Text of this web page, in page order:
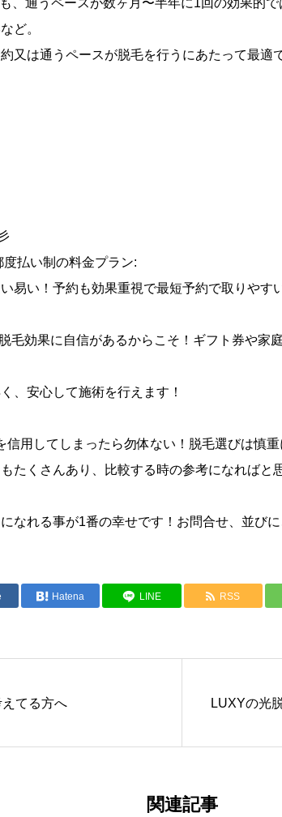
、通うペースが数ヶ月〜半年に1回の効果的
ど。
又は通うペースが脱毛を行うにあたって最適
払い制の料金プラン:
易い！予約も効果重視で最短予約で取りやす
毛効果に自信があるからこそ！ギフト券や家
、安心して施術を行えます！
信用してしまったら勿体ない！脱毛選びは慎
たくさんあり、比較する時の参考になればと
なれる事が1番の幸せです！お問合せ、並び
Hatena LINE RSS
てる方へ LUXYの光
関連記事